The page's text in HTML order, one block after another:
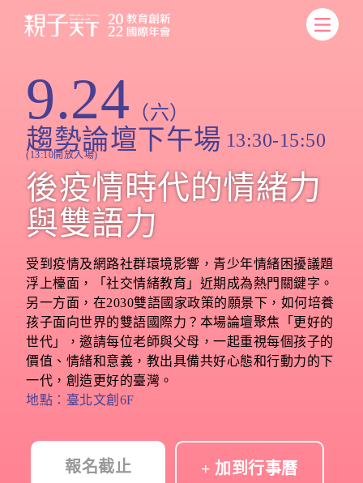
9.24 （六）
趨勢論壇下午場 13:30-15:50
(13:10開放入場)
後疫情時代的情緒力
與雙語力
受到疫情及網路社群環境影響，青少年情緒困擾議題
浮上檯面，「社交情緒教育」近期成為熱門關鍵字。
另一方面，在2030雙語國家政策的願景下，如何培養
孩子面向世界的雙語國際力？本場論壇聚焦「更好的
世代」，邀請每位老師與父母，一起重視每個孩子的
價值、情緒和意義，教出具備共好心態和行動力的下
一代，創造更好的臺灣。
地點：臺北文創6F
報名截止 + 加到行事曆